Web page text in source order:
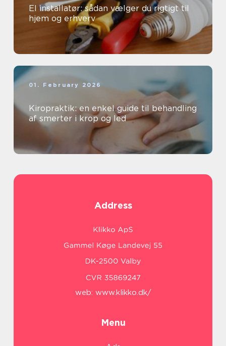
El installatør: sådan vælger du rigtigt til
hjem og erhverv
01. February 2026
Kiropraktik: en enkel guide til behandling
af smerter i krop og led
Address
web: www.klikko.dk/
Menu